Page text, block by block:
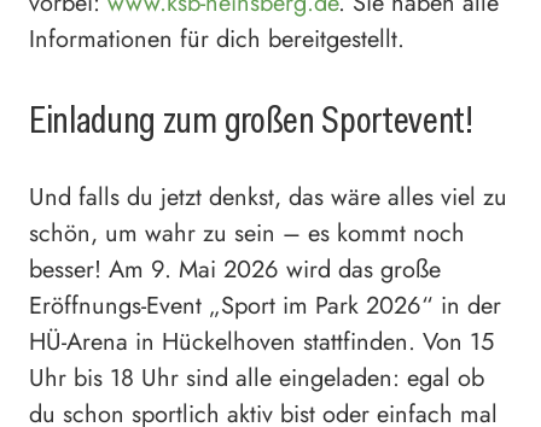
Informationen für dich bereitgestellt.
Einladung zum großen Sportevent!
Und falls du jetzt denkst, das wäre alles viel zu
schön, um wahr zu sein – es kommt noch
besser! Am 9. Mai 2026 wird das große
Eröffnungs-Event „Sport im Park 2026“ in der
HÜ-Arena in Hückelhoven stattfinden. Von 15
Uhr bis 18 Uhr sind alle eingeladen: egal ob
du schon sportlich aktiv bist oder einfach mal